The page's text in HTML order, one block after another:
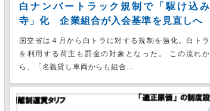
白ナンバートラック規制で「駆け込み
寺」化 企業組合が入会基準を見直しへ
国交省は４月から白トラに対する規制を強化。白トラ
を利用する荷主も罰金の対象となった。 この流れか
ら、「名義貸し車両からも組合...